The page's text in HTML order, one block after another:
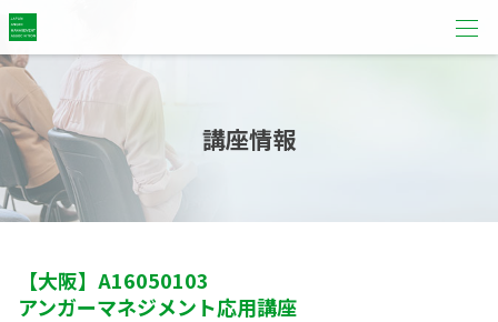
講座情報
【大阪】 A16050103
アンガーマネジメント応用講座